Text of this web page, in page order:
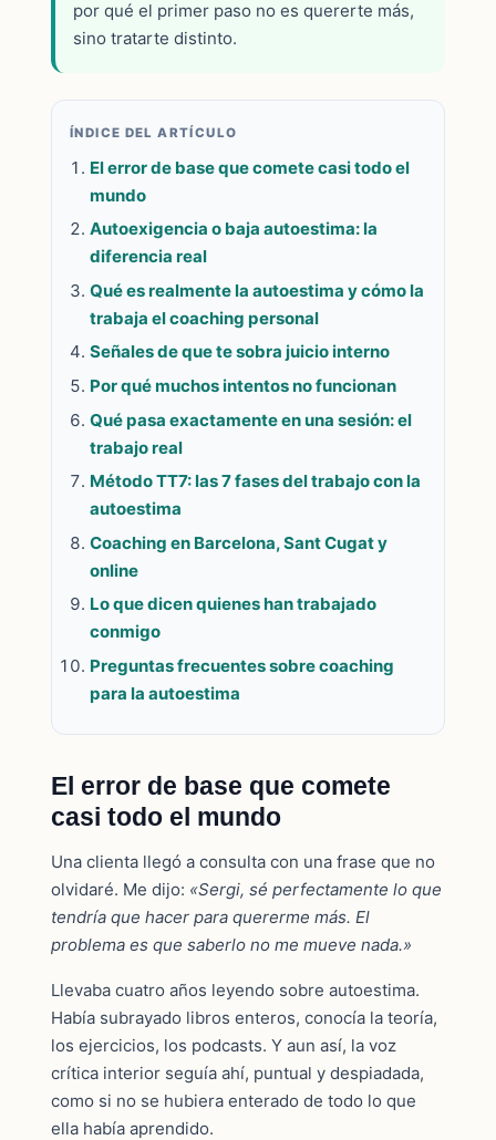
por qué el primer paso no es quererte más,
sino tratarte distinto.
ÍNDICE DEL ARTÍCULO
El error de base que comete casi todo el
mundo
Autoexigencia o baja autoestima: la
diferencia real
Qué es realmente la autoestima y cómo la
trabaja el coaching personal
Señales de que te sobra juicio interno
Por qué muchos intentos no funcionan
Qué pasa exactamente en una sesión: el
trabajo real
Método TT7: las 7 fases del trabajo con la
autoestima
Coaching en Barcelona, Sant Cugat y
online
Lo que dicen quienes han trabajado
conmigo
Preguntas frecuentes sobre coaching
para la autoestima
El error de base que comete
casi todo el mundo
Una clienta llegó a consulta con una frase que no
olvidaré. Me dijo: «Sergi, sé perfectamente lo que
tendría que hacer para quererme más. El
problema es que saberlo no me mueve nada.»
Llevaba cuatro años leyendo sobre autoestima.
Había subrayado libros enteros, conocía la teoría,
los ejercicios, los podcasts. Y aun así, la voz
crítica interior seguía ahí, puntual y despiadada,
como si no se hubiera enterado de todo lo que
ella había aprendido.